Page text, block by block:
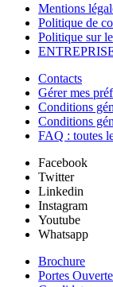
Mentions
Politique de
Politique sur
Contacts
Gérer mes
Conditions
Conditions
FAQ : toutes
Facebook
Twitter
Linkedin
Instagram
Youtube
Whatsapp
Brochure
Portes